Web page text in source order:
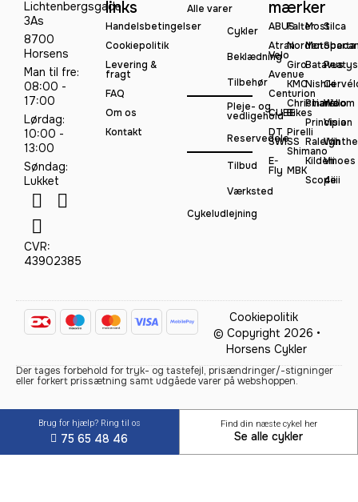
Lichtenbergsgade
3As
8700
Horsens
Man til fre:
08:00 -
17:00
Lørdag:
10:00 -
13:00
Søndag:
Lukket
CVR:
43902385
links
Handelsbetingelser
Cookiepolitik
Levering &
fragt
FAQ
Om os
Kontakt
Alle varer
Cykler
Beklædning
Tilbehør
Pleje- og
vedligehold
Reservedele
Tilbud
Værksted
Cykeludlejning
mærker
ABUS
Atran
Velo
Avenue
Centurion
CUBE
DT
SWISS
E-
Fly
Falter
Norden
Giro
KMC
Christiania
Bikes
Pirelli
Shimano
MBK
Most
Batavus
Nishiki
Pinarello
Principia
Raleigh
Kildemoes
Scope
Silca
Sparta
Peatys
Woom
Vision
Vii
4iiii
Cookiepolitik
© Copyright 2026 •
Horsens Cykler
Der tages forbehold for tryk- og tastefejl, prisændringer/-stigninger
eller forkert prissætning samt udgåede varer på webshoppen.
Brug for hjælp? Ring til os
75 65 48 46
Find din næste cykel her
Se alle cykler